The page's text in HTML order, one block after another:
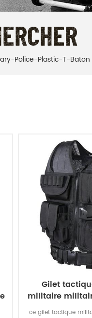
Police-Plastic-T-Baton
Gilet
militaire
ce gilet tactique